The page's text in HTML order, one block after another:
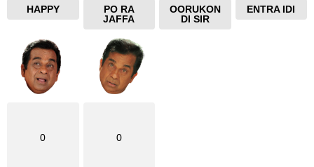
HAPPY
PO RA
JAFFA
OORUKON
DI SIR
ENTRA IDI
0 0